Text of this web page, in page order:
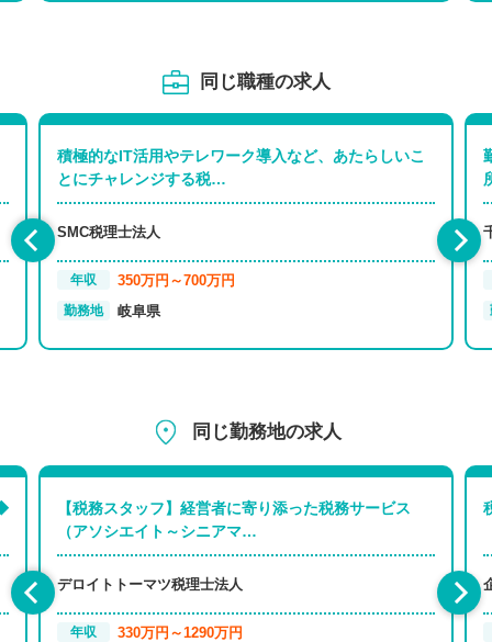
同じ職種の求人
積極的なIT活用やテレワーク導入など、あたらしいこ
とにチャレンジする税…
SMC税理士法人
年収 350万円～700万円
勤務地 岐阜県
同じ勤務地の求人
【税務スタッフ】経営者に寄り添った税務サービス
（アソシエイト～シニアマ…
デロイトトーマツ税理士法人
年収 330万円～1290万円